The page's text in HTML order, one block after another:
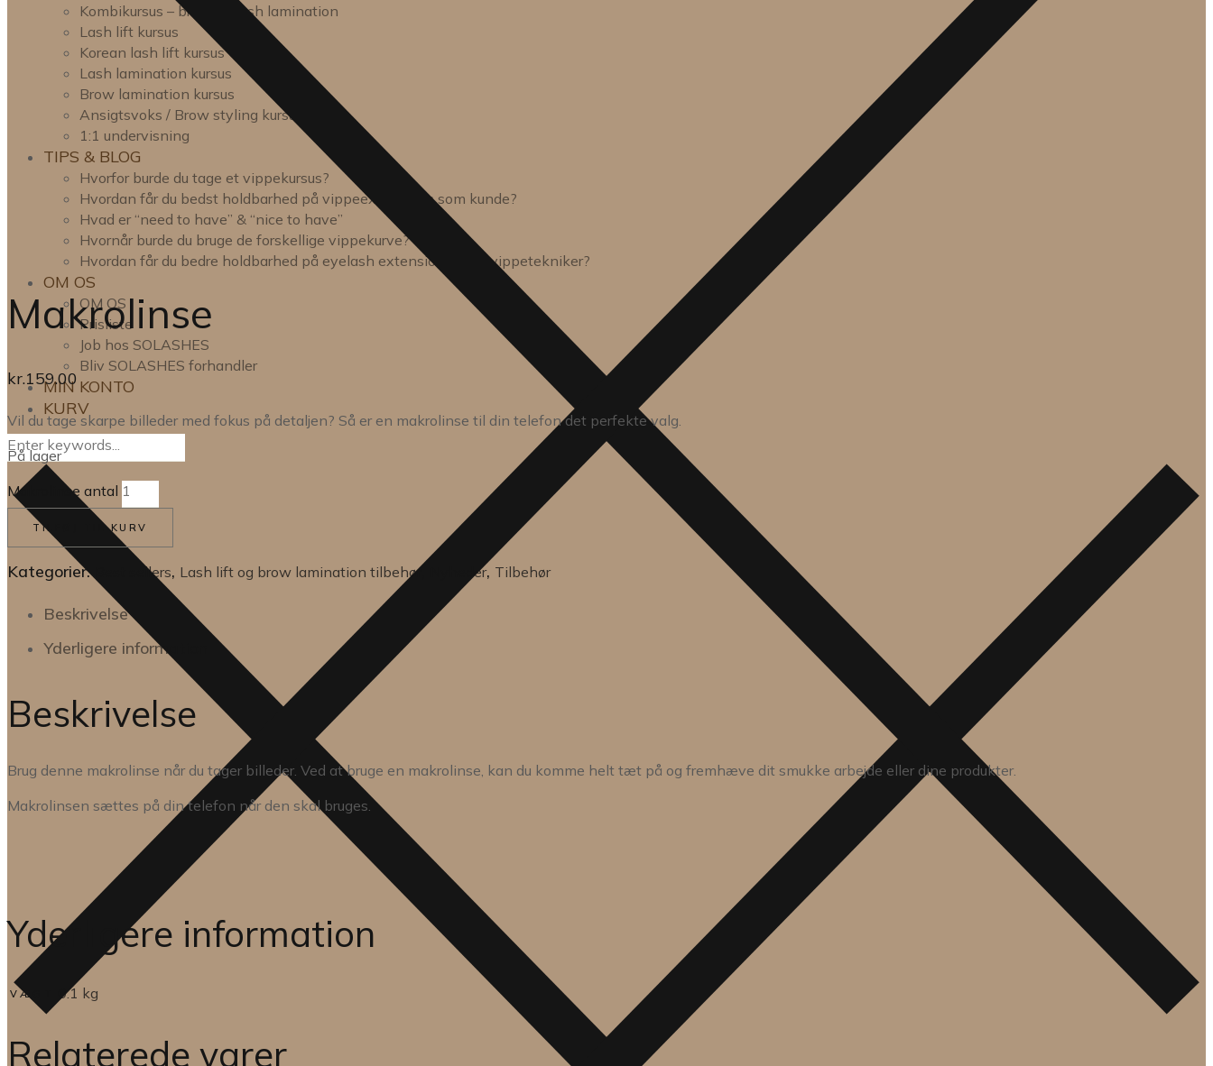
Kombikursus – brow- & lash lamination
Lash lift kursus
Korean lash lift kursus
Lash lamination kursus
Brow lamination kursus
Ansigtsvoks / Brow styling kursus
1:1 undervisning
TIPS & BLOG
Hvorfor burde du tage et vippekursus?
Hvordan får du bedst holdbarhed på vippeextensions som kunde?
Hvad er “need to have” & “nice to have”
Hvornår burde du bruge de forskellige vippekurve?
Hvordan får du bedre holdbarhed på eyelash extensions, som vippetekniker?
OM OS
OM OS
Prisliste
Job hos SOLASHES
Bliv SOLASHES forhandler
MIN KONTO
KURV
Makrolinse
kr.159.00
Vil du tage skarpe billeder med fokus på detaljen? Så er en makrolinse til din telefon det perfekte valg.
På lager
Makrolinse antal
TILFØJ TIL KURV
Kategorier: Best sellers, Lash lift og brow lamination tilbehør, Nyheder, Tilbehør
Beskrivelse
Yderligere information
Beskrivelse
Brug denne makrolinse når du tager billeder. Ved at bruge en makrolinse, kan du komme helt tæt på og fremhæve dit smukke arbejde eller dine produkter.
Makrolinsen sættes på din telefon når den skal bruges.
Yderligere information
VÆGT 0.1 kg
Relaterede varer